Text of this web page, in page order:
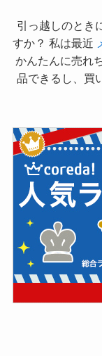
引っ越しのとき
すか？ 私は最近
かんたんに売れ
品できるし、買